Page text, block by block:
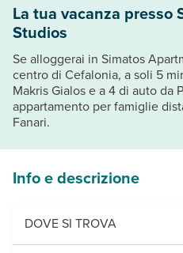
La tua vacanza presso
Studios
Se alloggerai in Simatos
centro di Cefalonia, a soli 5
Makris Gialos e a 4 di auto da
appartamento per famiglie
Fanari.
Info e descrizione
DOVE SI TROVA